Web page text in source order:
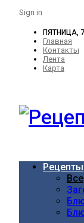
Sign in
ПЯТНИЦА,
Главная
Контакты
Лента
Карта
Рецепты
Все